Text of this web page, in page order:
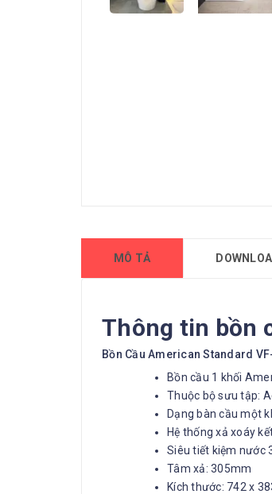
MÔ TẢ
Thông tin bồn
Bồn Cầu American Standard
Bồn cầu 1 khối
Thuộc bộ sưu tập:
Dạng bàn cầu một
Hệ thống xả xoáy
Siêu tiết kiệm nước
Tâm xả: 305mm
Kích thước: 742 x